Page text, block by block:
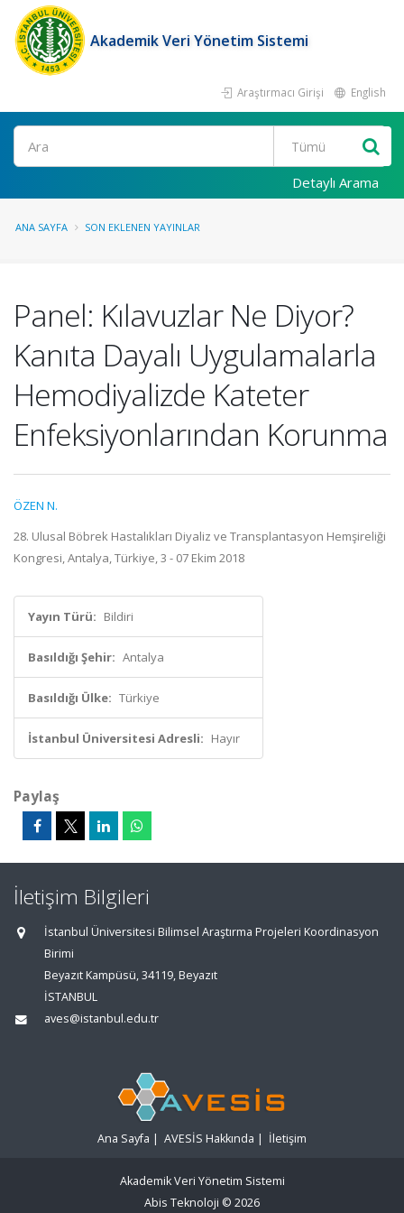
Akademik Veri Yönetim Sistemi
Araştırmacı Girişi English
Ara
Detaylı Arama
ANA SAYFA SON EKLENEN YAYINLAR
Panel: Kılavuzlar Ne Diyor?
Kanıta Dayalı Uygulamalarla
Hemodiyalizde Kateter
Enfeksiyonlarından Korunma
ÖZEN N.
28. Ulusal Böbrek Hastalıkları Diyaliz ve Transplantasyon Hemşireliği
Kongresi, Antalya, Türkiye, 3 - 07 Ekim 2018
Yayın Türü: Bildiri
Basıldığı Şehir: Antalya
Basıldığı Ülke: Türkiye
İstanbul Üniversitesi Adresli: Hayır
Paylaş
İletişim Bilgileri
İstanbul Üniversitesi Bilimsel Araştırma Projeleri Koordinasyon
Birimi
Beyazıt Kampüsü, 34119, Beyazıt
İSTANBUL
aves@istanbul.edu.tr
Ana Sayfa | AVESİS Hakkında | İletişim
Akademik Veri Yönetim Sistemi
Abis Teknoloji © 2026